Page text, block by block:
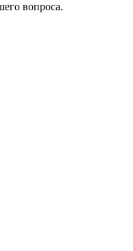
вопроса.